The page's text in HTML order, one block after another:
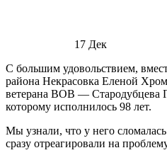
17 Дек
С большим удовольствием,
района Некрасовка Еленой
ветерана ВОВ — Стародубцева
которому исполнилось 98 лет.
Мы узнали, что у него
сразу отреагировали на